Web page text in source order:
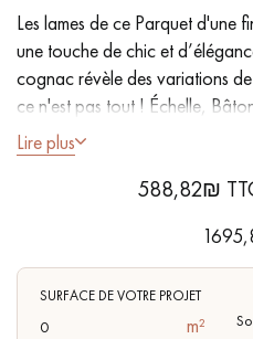
Nos conseillers
09-
VOUS AVEZ
Nos experts sont à votre
pas dans le choix et la
Les lames de ce Parquet d'une
une touche de chic et
cognac révèle des variations
ce n'est pas tout ! Échelle,
parquet offre une polyvalence
variées. Exprimez votre créativité
- Fumé, Vernis invisible mat
- Chanfreins des 4 côtés
- Choix Bohème - petits nœuds
Lire plus
588,82₪
SURFACE DE VOTRE PROJET
m²